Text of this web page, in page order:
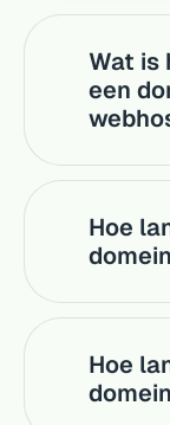
Wat is
een
Hoe
Hoe